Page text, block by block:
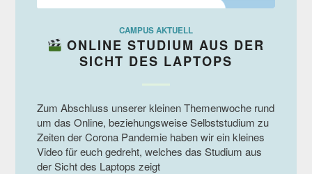
CAMPUS AKTUELL
ONLINE STUDIUM AUS DER
SICHT DES LAPTOPS
Zum Abschluss unserer kleinen Themenwoche rund
um das Online, beziehungsweise Selbststudium zu
Zeiten der Corona Pandemie haben wir ein kleines
Video für euch gedreht, welches das Studium aus
der Sicht des Laptops zeigt